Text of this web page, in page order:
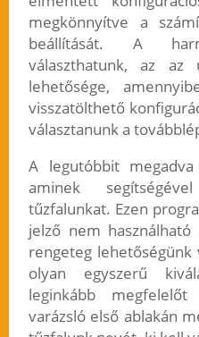
megkönnyítve a
beállítását. A
választhatunk, az az
lehetősége,
visszatölthető
választanunk a
A legutóbbit
aminek
tűzfalunkat. Ezen
jelző nem
rengeteg
olyan egyszerű
leginkább
varázsló első ablakán